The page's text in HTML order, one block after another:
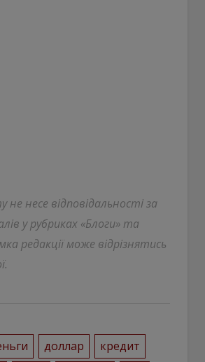
не несе відповідальності за
у рубриках «Блоги» та
редакції може відрізнятись
доллар
кредит